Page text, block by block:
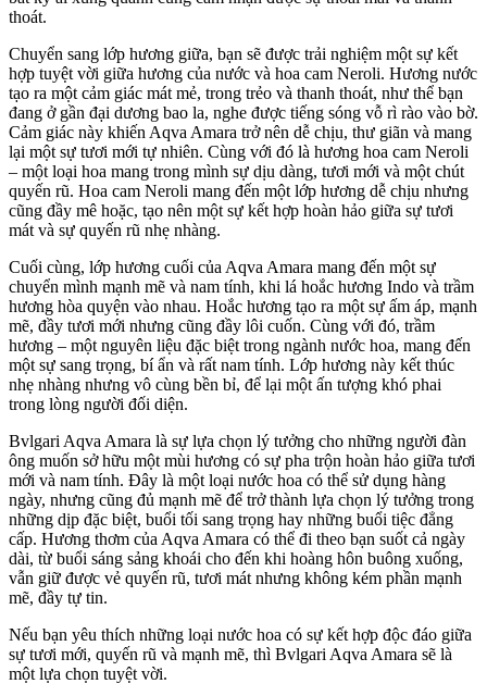
thoát.
Chuyển sang lớp hương giữa, bạn sẽ được trải nghiệm một sự kết
hợp tuyệt vời giữa hương của nước và hoa cam Neroli. Hương nước
tạo ra một cảm giác mát mẻ, trong trẻo và thanh thoát, như thể bạn
đang ở gần đại dương bao la, nghe được tiếng sóng vỗ rì rào vào bờ.
Cảm giác này khiến Aqva Amara trở nên dễ chịu, thư giãn và mang
lại một sự tươi mới tự nhiên. Cùng với đó là hương hoa cam Neroli
– một loại hoa mang trong mình sự dịu dàng, tươi mới và một chút
quyến rũ. Hoa cam Neroli mang đến một lớp hương dễ chịu nhưng
cũng đầy mê hoặc, tạo nên một sự kết hợp hoàn hảo giữa sự tươi
mát và sự quyến rũ nhẹ nhàng.
Cuối cùng, lớp hương cuối của Aqva Amara mang đến một sự
chuyển mình mạnh mẽ và nam tính, khi lá hoắc hương Indo và trầm
hương hòa quyện vào nhau. Hoắc hương tạo ra một sự ấm áp, mạnh
mẽ, đầy tươi mới nhưng cũng đầy lôi cuốn. Cùng với đó, trầm
hương – một nguyên liệu đặc biệt trong ngành nước hoa, mang đến
một sự sang trọng, bí ẩn và rất nam tính. Lớp hương này kết thúc
nhẹ nhàng nhưng vô cùng bền bỉ, để lại một ấn tượng khó phai
trong lòng người đối diện.
Bvlgari Aqva Amara là sự lựa chọn lý tưởng cho những người đàn
ông muốn sở hữu một mùi hương có sự pha trộn hoàn hảo giữa tươi
mới và nam tính. Đây là một loại nước hoa có thể sử dụng hàng
ngày, nhưng cũng đủ mạnh mẽ để trở thành lựa chọn lý tưởng trong
những dịp đặc biệt, buổi tối sang trọng hay những buổi tiệc đẳng
cấp. Hương thơm của Aqva Amara có thể đi theo bạn suốt cả ngày
dài, từ buổi sáng sảng khoái cho đến khi hoàng hôn buông xuống,
vẫn giữ được vẻ quyến rũ, tươi mát nhưng không kém phần mạnh
mẽ, đầy tự tin.
Nếu bạn yêu thích những loại nước hoa có sự kết hợp độc đáo giữa
sự tươi mới, quyến rũ và mạnh mẽ, thì Bvlgari Aqva Amara sẽ là
một lựa chọn tuyệt vời.